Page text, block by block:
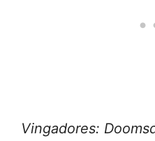
Vingadores: